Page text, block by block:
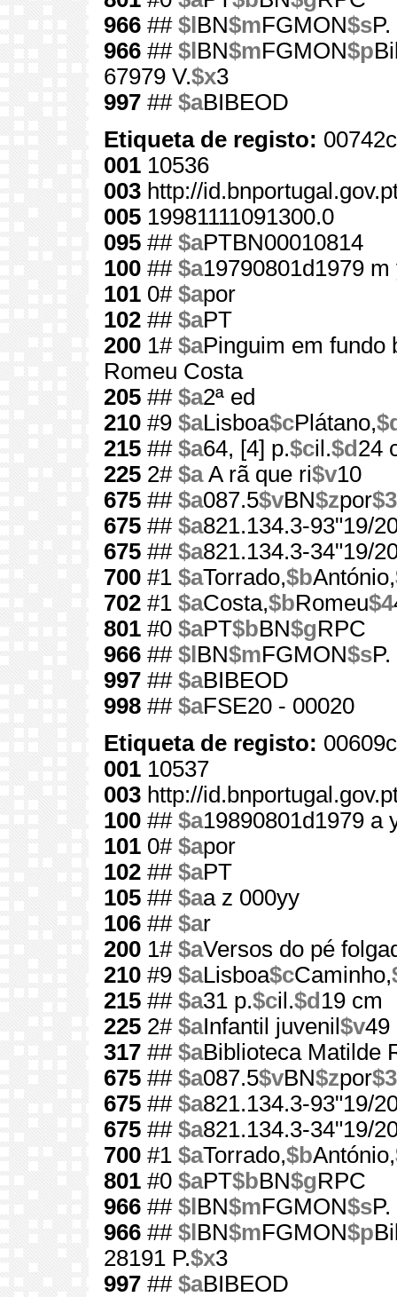
966 ## $l BN$mFGMON$s
966 ## $l BN$mFGMON$p
67979 V.$x3
997 ## $aBIBEOD
Etiqueta de registo:
001 10536
003 http://
005 19981111091300.0
095 ## $aPTBN00010814
100 ## $a19790801d1979
101 0# $apor
102 ## $aPT
200 1# $aPinguim em fundo
Romeu Costa
205 ## $a2ª ed
210 #9 $aLisboa$cPlátano,
215 ## $a64, [4] p.$cil.$d 24
225 2# $aA rã que ri$v10
675 ## $a087.5$vBN$zpor$3
675 ## $a821.134.3-93"19/
675 ## $a821.134.3-34"19/
700 #1 $aTorrado,$bAntónio,
702 #1 $aCosta,$bRomeu$4
801 #0 $aPT$bBN$gRPC
966 ## $l BN$mFGMON$s
997 ## $aBIBEOD
998 ## $aFSE20 - 00020
Etiqueta de registo:
001 10537
003 http://
100 ## $a19890801d1979 a
101 0# $apor
102 ## $aPT
105 ## $aa z 000yy
106 ## $ar
200 1# $aVersos do pé
210 #9 $aLisboa$cCaminho,
215 ## $a31 p.$cil.$d 19 cm
225 2# $aInfantil juvenil $v49
317 ## $aBiblioteca Matilde
675 ## $a087.5$vBN$zpor$3
675 ## $a821.134.3-93"19/
675 ## $a821.134.3-34"19/
700 #1 $aTorrado,$bAntónio,
801 #0 $aPT$bBN$gRPC
966 ## $l BN$mFGMON$s
966 ## $l BN$mFGMON$p
28191 P.$x3
997 ## $aBIBEOD